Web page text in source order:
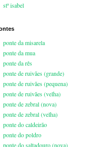
stª isabel
ponte da misarela
ponte da mua
ponte da rês
ponte de ruivães (grande)
ponte de ruivães (pequena)
ponte de ruivães (velha)
ponte de zebral (nova)
ponte de zebral (velha)
ponte do caldeirão
ponte do poldro
ponte do saltadouro (nova)